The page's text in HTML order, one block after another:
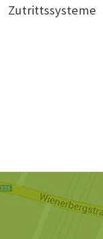
Zutrittssysteme